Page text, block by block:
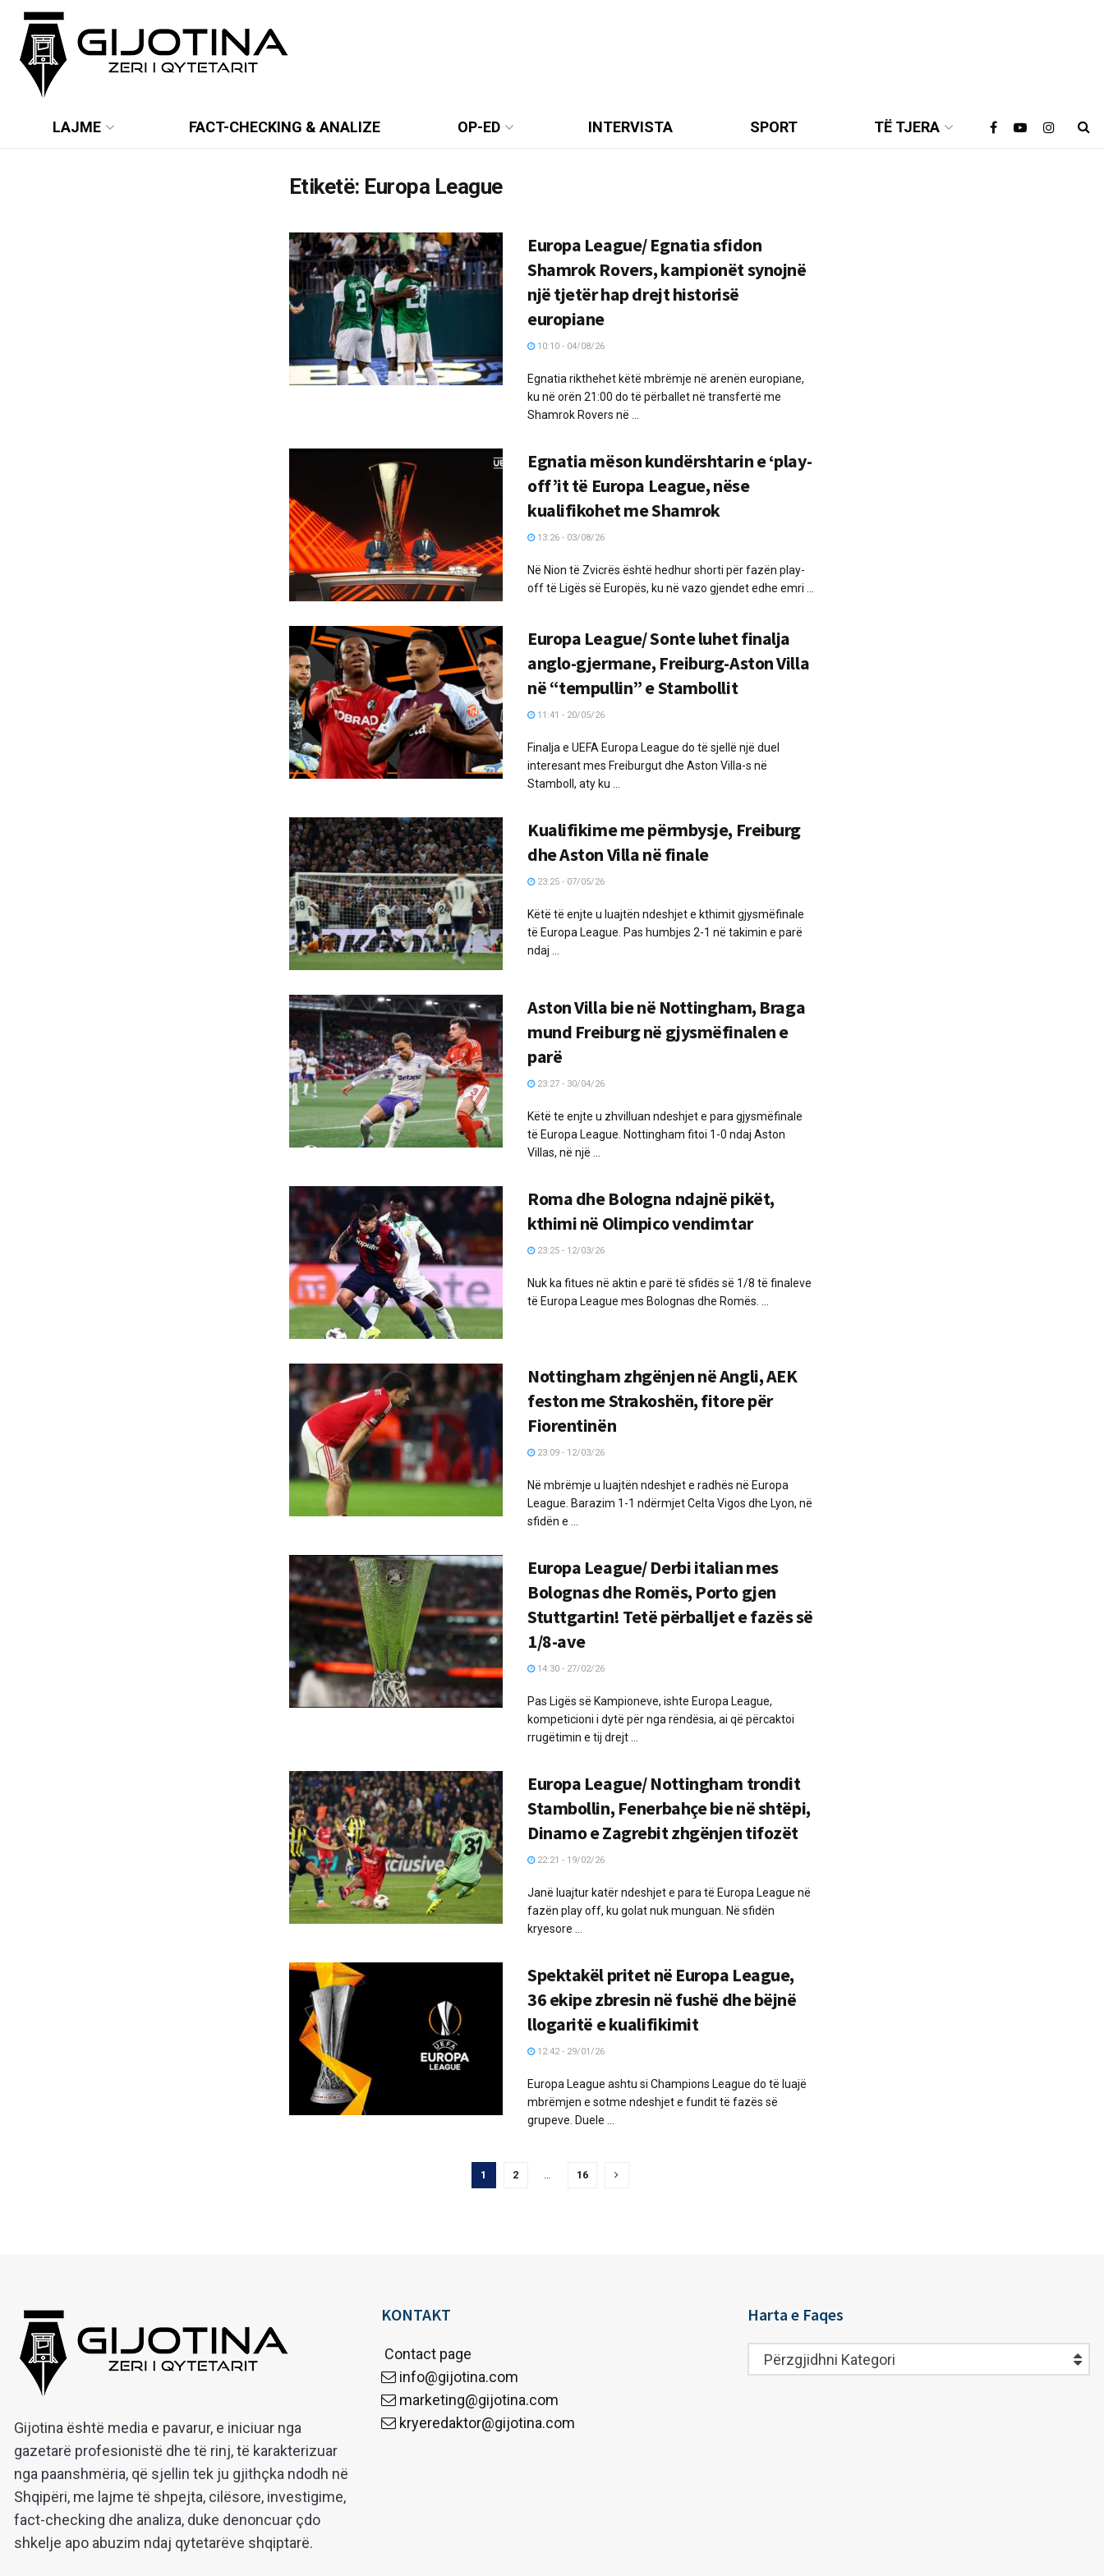
LAJME FACT-CHECKING & ANALIZE OP-ED INTERVISTA SPORT TË TJERA
Etiketë: Europa League
Europa League/ Egnatia sfidon
Shamrok Rovers, kampionët synojnë
një tjetër hap drejt historisë
europiane
10:10 - 04/08/26
Egnatia rikthehet këtë mbrëmje në arenën europiane,
ku në orën 21:00 do të përballet në transfertë me
Shamrok Rovers në ...
Egnatia mëson kundërshtarin e ‘play-
off’it të Europa League, nëse
kualifikohet me Shamrok
13:26 - 03/08/26
Në Nion të Zvicrës është hedhur shorti për fazën play-
off të Ligës së Europës, ku në vazo gjendet edhe emri ...
Europa League/ Sonte luhet finalja
anglo-gjermane, Freiburg-Aston Villa
në “tempullin” e Stambollit
11:41 - 20/05/26
Finalja e UEFA Europa League do të sjellë një duel
interesant mes Freiburgut dhe Aston Villa-s në
Stamboll, aty ku ...
Kualifikime me përmbysje, Freiburg
dhe Aston Villa në finale
23:25 - 07/05/26
Këtë të enjte u luajtën ndeshjet e kthimit gjysmëfinale
të Europa League. Pas humbjes 2-1 në takimin e parë
ndaj ...
Aston Villa bie në Nottingham, Braga
mund Freiburg në gjysmëfinalen e
parë
23:27 - 30/04/26
Këtë te enjte u zhvilluan ndeshjet e para gjysmëfinale
të Europa League. Nottingham fitoi 1-0 ndaj Aston
Villas, në një ...
Roma dhe Bologna ndajnë pikët,
kthimi në Olimpico vendimtar
23:25 - 12/03/26
Nuk ka fitues në aktin e parë të sfidës së 1/8 të finaleve
të Europa League mes Bolognas dhe Romës. ...
Nottingham zhgënjen në Angli, AEK
feston me Strakoshën, fitore për
Fiorentinën
23:09 - 12/03/26
Në mbrëmje u luajtën ndeshjet e radhës në Europa
League. Barazim 1-1 ndërmjet Celta Vigos dhe Lyon, në
sfidën e ...
Europa League/ Derbi italian mes
Bolognas dhe Romës, Porto gjen
Stuttgartin! Tetë përballjet e fazës së
1/8-ave
14:30 - 27/02/26
Pas Ligës së Kampioneve, ishte Europa League,
kompeticioni i dytë për nga rëndësia, ai që përcaktoi
rrugëtimin e tij drejt ...
Europa League/ Nottingham trondit
Stambollin, Fenerbahçe bie në shtëpi,
Dinamo e Zagrebit zhgënjen tifozët
22:21 - 19/02/26
Janë luajtur katër ndeshjet e para të Europa League në
fazën play off, ku golat nuk munguan. Në sfidën
kryesore ...
Spektakël pritet në Europa League,
36 ekipe zbresin në fushë dhe bëjnë
llogaritë e kualifikimit
12:42 - 29/01/26
Europa League ashtu si Champions League do të luajë
mbrëmjen e sotme ndeshjet e fundit të fazës së
grupeve. Duele ...
1 2 16
Gijotina është media e pavarur, e iniciuar nga
gazetarë profesionistë dhe të rinj, të karakterizuar
nga paanshmëria, që sjellin tek ju gjithçka ndodh në
Shqipëri, me lajme të shpejta, cilësore, investigime,
fact-checking dhe analiza, duke denoncuar çdo
shkelje apo abuzim ndaj qytetarëve shqiptarë.
KONTAKT
Contact page
info@gijotina.com
marketing@gijotina.com
kryeredaktor@gijotina.com
Harta e Faqes
Harta
e
Përzgjidhni Kategori